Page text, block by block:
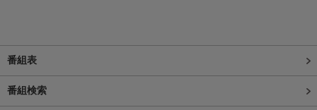
番組表
番組検索